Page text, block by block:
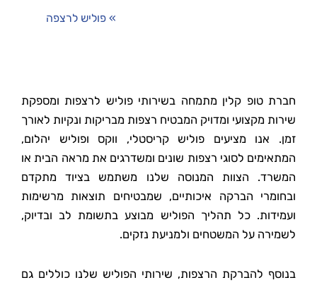
» פוליש לרצפה
חברת טופ קלין מתמחה בשירותי פוליש לרצפות ומספקת
שירות מקצועי ומדויק המבטיח רצפות מבריקות ונקיות לאורך
זמן. אנו מציעים פוליש קריסטלי, ווקס ופוליש יהלום,
המתאימים לסוגי רצפות שונים ומשדרגים את מראה הבית או
המשרד. הצוות המנוסה שלנו משתמש בציוד מתקדם
ובחומרי הברקה איכותיים, שמבטיחים תוצאות מרשימות
ועמידות. כל תהליך הפוליש מבוצע בתשומת לב ובדיוק,
לשמירה על המשטחים ולמניעת נזקים.
בנוסף להברקת הרצפות, שירותי הפוליש שלנו כוללים גם